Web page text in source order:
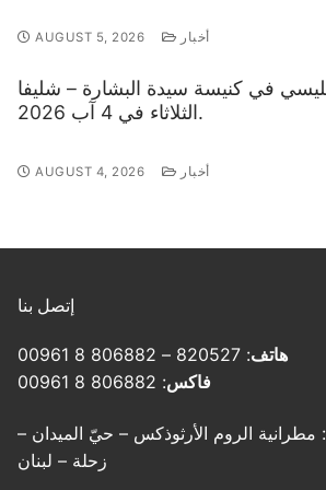
AUGUST 5, 2026 أخبار
الثلاثاء في 4 آب 2026.
AUGUST 4, 2026 أخبار
إتصل بنا
هاتف: 820527 – 806882 8 00961
فاكس: 806882 8 00961
: مطرانية الروم الأرثوذكس – حيّ الميدان –
زحلة – لبنان